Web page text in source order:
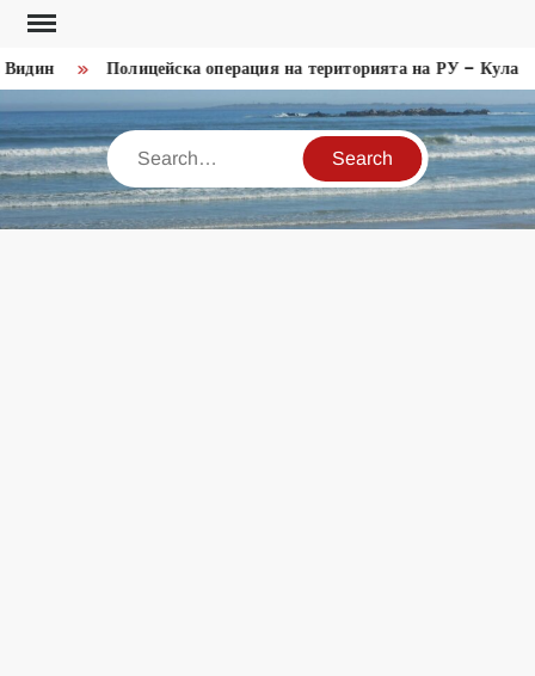
Skip
content
Полицейска операция на територията на РУ – Кула
Search